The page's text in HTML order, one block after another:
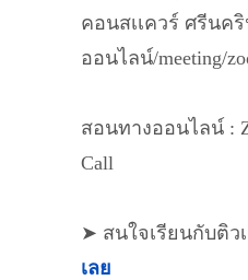
คอนสเเควร์ ศรีนค
ออนไลน์/meeting/
สอนทางออนไลน์ :
Call
➤ สนใจเรียนกับติว
เลย